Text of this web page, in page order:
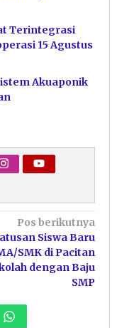
Terintegrasi
15 Agustus
Akuaponik
Pos berikutnya
Siswa Baru
SMK di Pacitan
dengan Baju
SMP